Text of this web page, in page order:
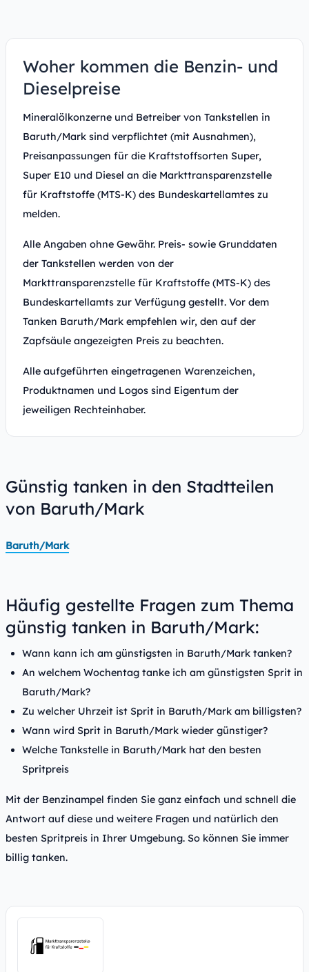
Woher kommen die Benzin- und
Dieselpreise
Mineralölkonzerne und Betreiber von Tankstellen in
Baruth/Mark sind verpflichtet (mit Ausnahmen),
Preisanpassungen für die Kraftstoffsorten Super,
Super E10 und Diesel an die Markttransparenzstelle
für Kraftstoffe (MTS-K) des Bundeskartellamtes zu
melden.
Alle Angaben ohne Gewähr. Preis- sowie Grunddaten
der Tankstellen werden von der
Markttransparenzstelle für Kraftstoffe (MTS-K) des
Bundeskartellamts zur Verfügung gestellt. Vor dem
Tanken Baruth/Mark empfehlen wir, den auf der
Zapfsäule angezeigten Preis zu beachten.
Alle aufgeführten eingetragenen Warenzeichen,
Produktnamen und Logos sind Eigentum der
jeweiligen Rechteinhaber.
Günstig tanken in den Stadtteilen
von Baruth/Mark
Baruth/Mark
Häufig gestellte Fragen zum Thema
günstig tanken in Baruth/Mark:
Wann kann ich am günstigsten in Baruth/Mark tanken?
An welchem Wochentag tanke ich am günstigsten Sprit in
Baruth/Mark?
Zu welcher Uhrzeit ist Sprit in Baruth/Mark am billigsten?
Wann wird Sprit in Baruth/Mark wieder günstiger?
Welche Tankstelle in Baruth/Mark hat den besten
Spritpreis
Mit der Benzinampel finden Sie ganz einfach und schnell die
Antwort auf diese und weitere Fragen und natürlich den
besten Spritpreis in Ihrer Umgebung. So können Sie immer
billig tanken.